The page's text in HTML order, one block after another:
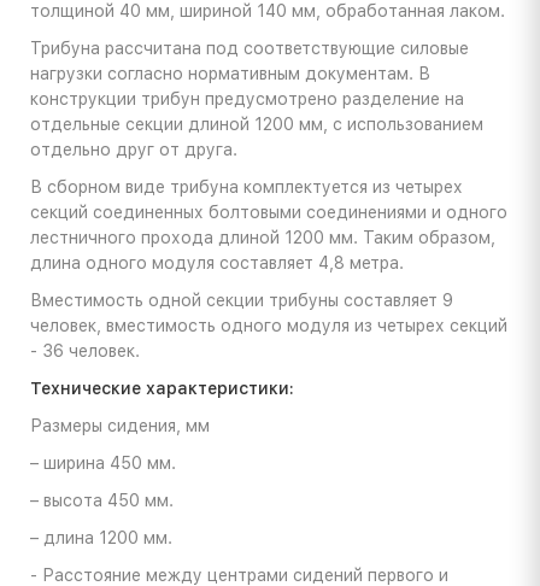
толщиной 40 мм, шириной 140 мм, обработанная лаком.
Трибуна рассчитана под соответствующие силовые
нагрузки согласно нормативным документам. В
конструкции трибун предусмотрено разделение на
отдельные секции длиной 1200 мм, с использованием
отдельно друг от друга.
В сборном виде трибуна комплектуется из четырех
секций соединенных болтовыми соединениями и одного
лестничного прохода длиной 1200 мм. Таким образом,
длина одного модуля составляет 4,8 метра.
Вместимость одной секции трибуны составляет 9
человек, вместимость одного модуля из четырех секций
- 36 человек.
Технические характеристики:
Размеры сидения, мм
– ширина 450 мм.
– высота 450 мм.
– длина 1200 мм.
- Расстояние между центрами сидений первого и